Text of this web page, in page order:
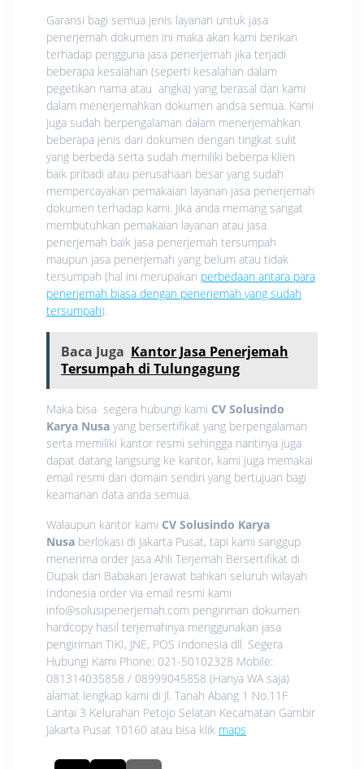
Garansi bagi semua jenis layanan untuk jasa
penerjemah dokumen ini maka akan kami berikan
terhadap pengguna jasa penerjemah jika terjadi
beberapa kesalahan (seperti kesalahan dalam
pegetikan nama atau angka) yang berasal dari kami
dalam menerjemahkan dokumen andsa semua. Kami
juga sudah berpengalaman dalam menerjemahkan
beberapa jenis dari dokumen dengan tingkat sulit
yang berbeda serta sudah memiliki beberpa klien
baik pribadi atau perusahaan besar yang sudah
mempercayakan pemakaian layanan jasa penerjemah
dokumen terhadap kami. Jika anda memang sangat
membutuhkan pemakaian layanan atau jasa
penerjemah baik jasa penerjemah tersumpah
maupun jasa penerjemah yang belum atau tidak
tersumpah (hal ini merupakan perbedaan antara para
penerjemah biasa dengan penerjemah yang sudah
tersumpah).
Baca Juga Kantor Jasa Penerjemah
Tersumpah di Tulungagung
Maka bisa segera hubungi kami CV Solusindo
Karya Nusa yang bersertifikat yang berpengalaman
serta memiliki kantor resmi sehingga nantinya juga
dapat datang langsung ke kantor, kami juga memakai
email resmi dari domain sendiri yang bertujuan bagi
keamanan data anda semua.
Walaupun kantor kami CV Solusindo Karya
Nusa berlokasi di Jakarta Pusat, tapi kami sanggup
menerima order Jasa Ahli Terjemah Bersertifikat di
Dupak dari Babakan Jerawat bahkan seluruh wilayah
Indonesia order via email resmi kami
info@solusipenerjemah.com pengiriman dokumen
hardcopy hasil terjemahnya menggunakan jasa
pengiriman TIKI, JNE, POS Indonesia dll. Segera
Hubungi Kami Phone: 021-50102328 Mobile:
081314035858 / 08999045858 (Hanya WA saja)
alamat lengkap kami di Jl. Tanah Abang 1 No.11F
Lantai 3 Kelurahan Petojo Selatan Kecamatan Gambir
Jakarta Pusat 10160 atau bisa klik maps